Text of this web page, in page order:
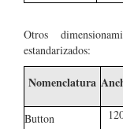
Otros
estandarizados:
Nomenclatura
Button